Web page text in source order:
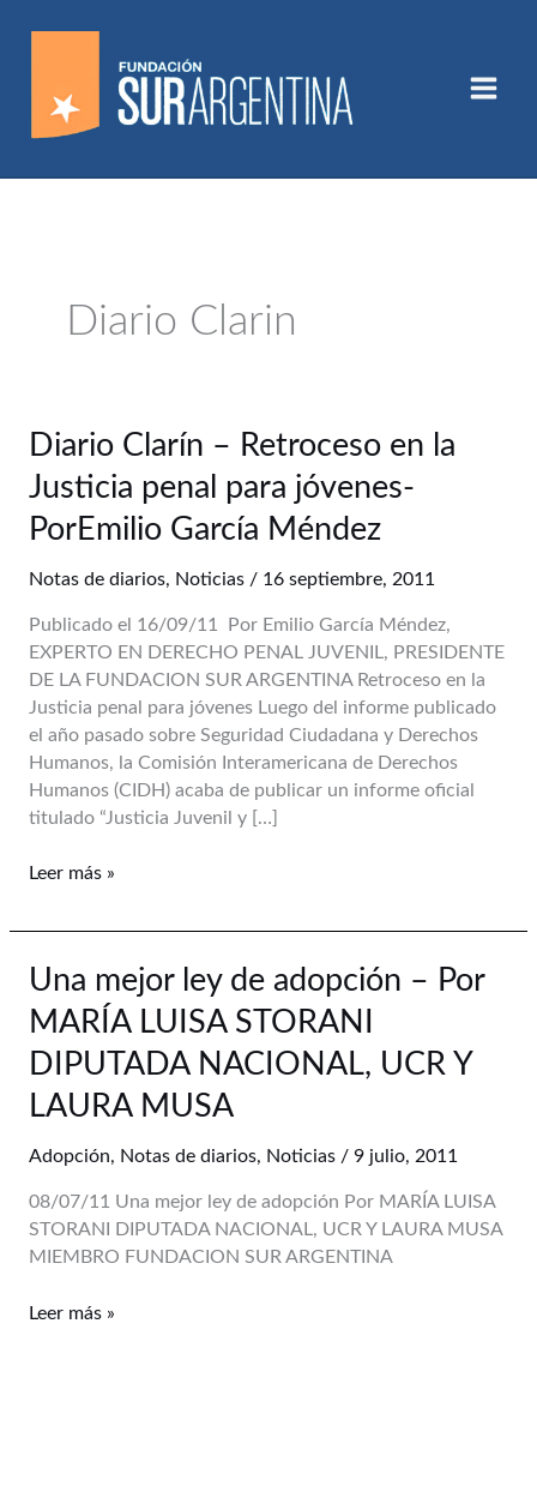
Diario Clarin
Diario Clarín – Retroceso en la
Justicia penal para jóvenes-
PorEmilio García Méndez
Notas de diarios, Noticias/ 16 septiembre, 2011
Publicado el 16/09/11 Por Emilio García Méndez,
EXPERTO EN DERECHO PENAL JUVENIL, PRESIDENTE
DE LA FUNDACION SUR ARGENTINA Retroceso en la
Justicia penal para jóvenes Luego del informe publicado
el año pasado sobre Seguridad Ciudadana y Derechos
Humanos, la Comisión Interamericana de Derechos
Humanos (CIDH) acaba de publicar un informe oficial
titulado “Justicia Juvenil y […]
Diario
–
Retroceso
la
penal
para
jóvenes-
PorEmilio
García
Méndez
Leer más »
Una mejor ley de adopción – Por
MARÍA LUISA STORANI
DIPUTADA NACIONAL, UCR Y
LAURA MUSA
Adopción, Notas de diarios, Noticias/ 9 julio, 2011
08/07/11 Una mejor ley de adopción Por MARÍA LUISA
STORANI DIPUTADA NACIONAL, UCR Y LAURA MUSA
MIEMBRO FUNDACION SUR ARGENTINA
Una
ley
de
–
MARÍA
LUISA
STORANI
DIPUTADA
UCR
Leer más »